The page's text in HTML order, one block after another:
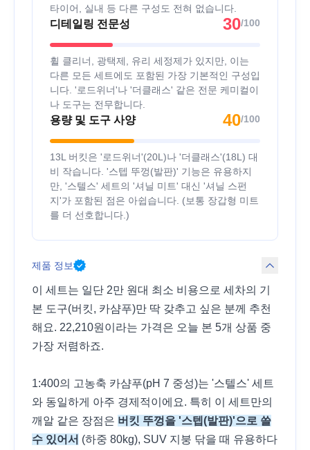
타이어, 실내 등 다른 구성도 전혀 없습니다.
디테일링 전문성 30/100
휠 클리너, 광택제, 유리 세정제가 있지만, 이는
다른 모든 세트에도 포함된 가장 기본적인 구성입
니다. '로드위너'나 '더클래스' 같은 전문 케미컬이
나 도구는 전무합니다.
용량 및 도구 사양 40/100
13L 버킷은 '로드위너'(20L)나 '더클래스'(18L) 대
비 작습니다. '스텝 뚜껑(발판)' 기능은 유용하지
만, '스텔스' 세트의 '셔닐 미트' 대신 '셔닐 스펀
지'가 포함된 점은 아쉽습니다. (보통 장갑형 미트
를 더 선호합니다.)
제품 정보
이 세트는 일단 2만 원대 최소 비용으로 세차의 기
본 도구(버킷, 카샴푸)만 딱 갖추고 싶은 분께 추천
해요. 22,210원이라는 가격은 오늘 본 5개 상품 중
가장 저렴하죠.
1:400의 고농축 카샴푸(pH 7 중성)는 '스텔스' 세트
와 동일하게 아주 경제적이에요. 특히 이 세트만의
깨알 같은 장점은 버킷 뚜껑을 '스텝(발판)'으로 쓸
수 있어서 (하중 80kg), SUV 지붕 닦을 때 유용하다